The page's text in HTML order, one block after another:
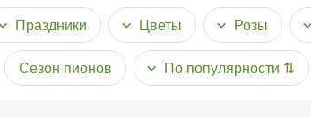
Праздники Цветы Розы
Сезон пионов По популярности ⇅